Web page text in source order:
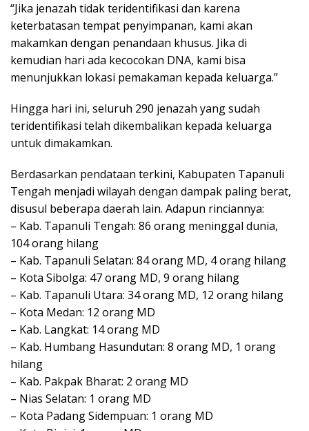
“Jika jenazah tidak teridentifikasi dan karena
keterbatasan tempat penyimpanan, kami akan
makamkan dengan penandaan khusus. Jika di
kemudian hari ada kecocokan DNA, kami bisa
menunjukkan lokasi pemakaman kepada keluarga.”
Hingga hari ini, seluruh 290 jenazah yang sudah
teridentifikasi telah dikembalikan kepada keluarga
untuk dimakamkan.
Berdasarkan pendataan terkini, Kabupaten Tapanuli
Tengah menjadi wilayah dengan dampak paling berat,
disusul beberapa daerah lain. Adapun rinciannya:
– Kab. Tapanuli Tengah: 86 orang meninggal dunia,
104 orang hilang
– Kab. Tapanuli Selatan: 84 orang MD, 4 orang hilang
– Kota Sibolga: 47 orang MD, 9 orang hilang
– Kab. Tapanuli Utara: 34 orang MD, 12 orang hilang
– Kota Medan: 12 orang MD
– Kab. Langkat: 14 orang MD
– Kab. Humbang Hasundutan: 8 orang MD, 1 orang
hilang
– Kab. Pakpak Bharat: 2 orang MD
– Nias Selatan: 1 orang MD
– Kota Padang Sidempuan: 1 orang MD